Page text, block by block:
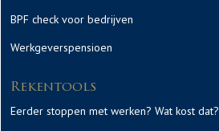
BPF check voor bedrijven
Werkgeverspensioen
Rekentools
Eerder stoppen met werken? Wat kost dat?